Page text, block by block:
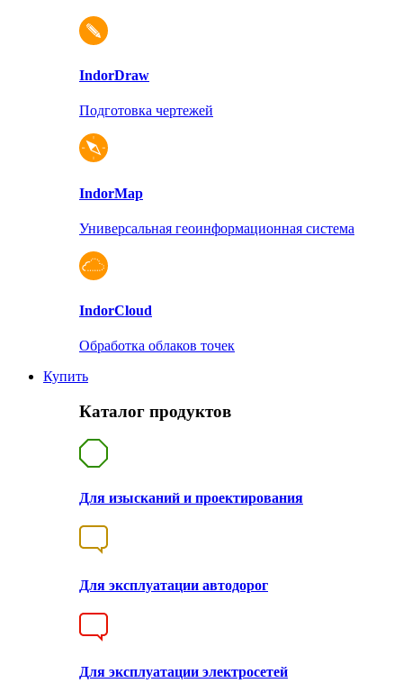
IndorDraw
Подготовка чертежей
IndorMap
Универсальная геоинформационная система
IndorCloud
Обработка облаков точек
Купить
Каталог продуктов
Для изысканий и проектирования
Для эксплуатации автодорог
Для эксплуатации электросетей